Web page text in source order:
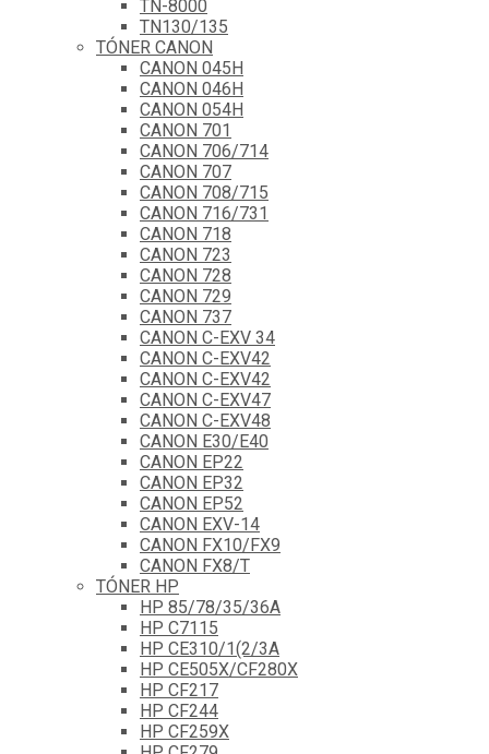
TN-8000
TN130/135
TÓNER CANON
CANON 045H
CANON 046H
CANON 054H
CANON 701
CANON 706/714
CANON 707
CANON 708/715
CANON 716/731
CANON 718
CANON 723
CANON 728
CANON 729
CANON 737
CANON C-EXV 34
CANON C-EXV42
CANON C-EXV42
CANON C-EXV47
CANON C-EXV48
CANON E30/E40
CANON EP22
CANON EP32
CANON EP52
CANON EXV-14
CANON FX10/FX9
CANON FX8/T
TÓNER HP
HP 85/78/35/36A
HP C7115
HP CE310/1(2/3A
HP CE505X/CF280X
HP CF217
HP CF244
HP CF259X